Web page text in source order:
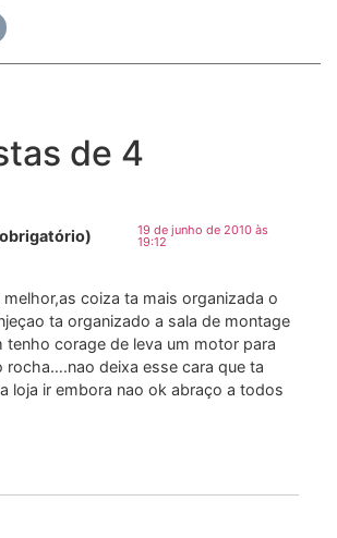
de 4
19 de junho de 2010 às
19:12
coiza ta mais organizada o
ta organizado a sala de montage
tenho corage de leva um motor para
rocha….nao deixa esse cara que ta
loja ir embora nao ok abraço a todos